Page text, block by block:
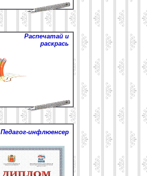
Распечатай и
раскрась
Педагог-инфлюенсер